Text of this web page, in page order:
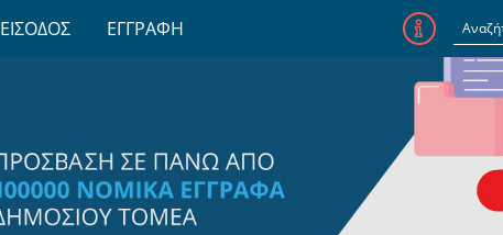
ΕΙΣΟΔΟΣ ΕΓΓΡΑΦΗ